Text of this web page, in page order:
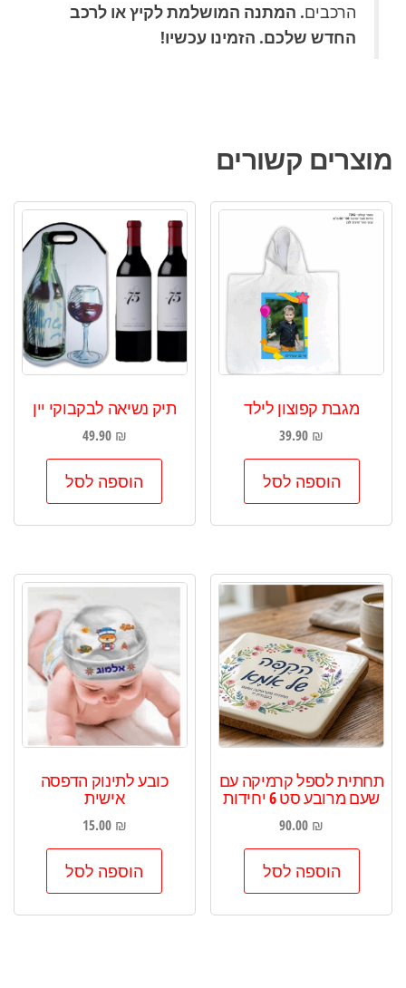
הרכבים. המתנה המושלמת לקיץ או לרכב
החדש שלכם. הזמינו עכשיו!
מוצרים קשורים
מגבת קפוצון לילד
39.90 ₪
הוספה לסל
תיק נשיאה לבקבוקי יין
49.90 ₪
הוספה לסל
תחתית לספל קרמיקה עם
שעם מרובע סט 6 יחידות
90.00 ₪
הוספה לסל
כובע לתינוק הדפסה
אישית
15.00 ₪
הוספה לסל